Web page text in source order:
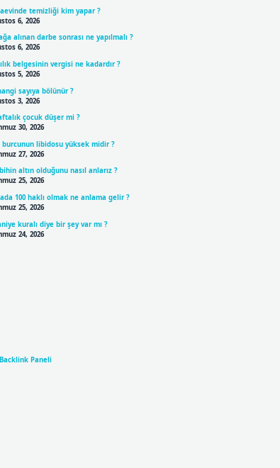
temizliği kim yapar ?
6, 2026
alınan darbe sonrası ne yapılmalı ?
6, 2026
belgesinin vergisi ne kadardır ?
5, 2026
sayıya bölünür ?
3, 2026
çocuk düşer mi ?
30, 2026
burcunun libidosu yüksek midir ?
27, 2026
altın olduğunu nasıl anlarız ?
25, 2026
100 haklı olmak ne anlama gelir ?
25, 2026
kuralı diye bir şey var mı ?
24, 2026